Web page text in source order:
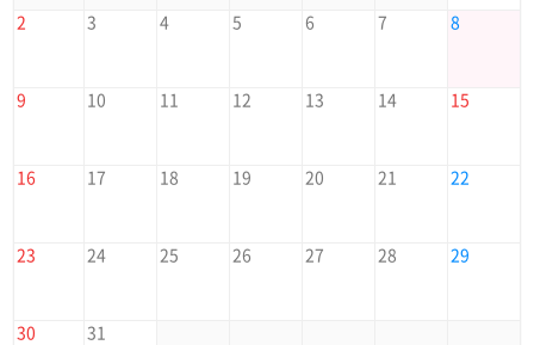
2 3 4 5 6 7 8
9 10 11 12 13 14 15
16 17 18 19 20 21 22
23 24 25 26 27 28 29
30 31